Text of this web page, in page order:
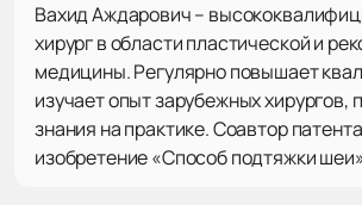
Вахид Аждарович –
хирург в области пластической и
медицины. Регулярно повышает
изучает опыт зарубежных хирургов,
знания на практике. Соавтор
изобретение «Способ подтяжки